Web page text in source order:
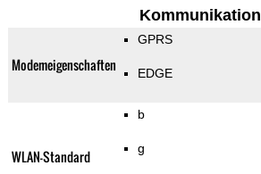
Kommunikation
Modemeigenschaften
GPRS
EDGE
WLAN-Standard
b
g